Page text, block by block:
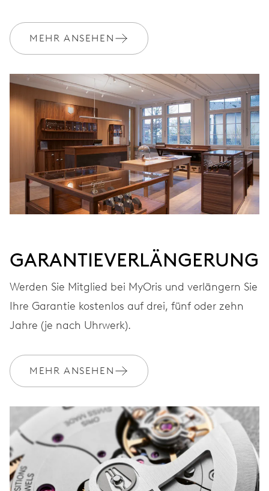
Werden Sie Mitglied bei MyOris und verlängern Sie Ihre Garantie
kostenlos auf 3 Jahre
MYORIS
MEHR ANSEHEN
GARANTIEVERLÄNGERUNG
Werden Sie Mitglied bei MyOris und verlängern Sie
Ihre Garantie kostenlos auf drei, fünf oder zehn
Jahre (je nach Uhrwerk).
MEHR ANSEHEN